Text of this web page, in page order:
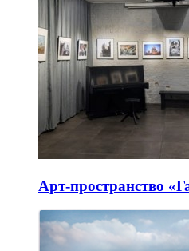
Арт-пространство